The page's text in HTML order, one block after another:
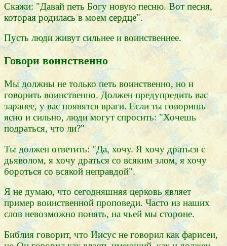
Скажи: "Давай петь Богу новую песню. Вот песня,
которая родилась в моем сердце".
Пусть люди живут сильнее и воинственнее.
Говори воинственно
Мы должны не только петь воинственно, но и
говорить воинственно. Должен предупредить вас
заранее, у вас появятся враги. Если ты говоришь
ясно и сильно, люди могут спросить: "Хочешь
подраться, что ли?"
Ты должен ответить: "Да, хочу. Я хочу драться с
дьяволом, я хочу драться со всяким злом, я хочу
бороться со всякой неправдой".
Я не думаю, что сегодняшняя церковь являет
пример воинственной проповеди. Часто из наших
слов невозможно понять, на чьей мы стороне.
Библия говорит, что Иисус не говорил как фарисеи,